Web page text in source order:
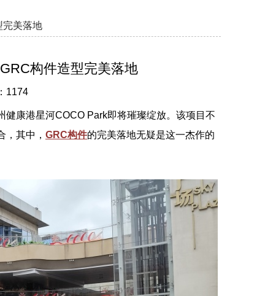
完美落地
构件造型完美落地
1174
康港星河COCO Park即将璀璨绽放。该项目不
其中， GRC构件的完美落地无疑是这一杰作的